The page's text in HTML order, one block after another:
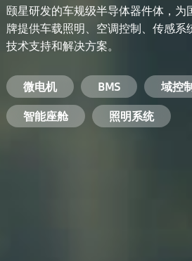
颐星研发的车规级半导体器件体，为
牌提供车载照明、空调控制、传感
技术支持和解决方案。
微电机 BMS 域控
智能座舱
照明系统
电池管理系统
储能逆变器
工业电焊机 变频器
安防摄像头
开关电源 手机充电器
PC电源
电脑 手机 基站
智能农业 智能医疗
智能家居